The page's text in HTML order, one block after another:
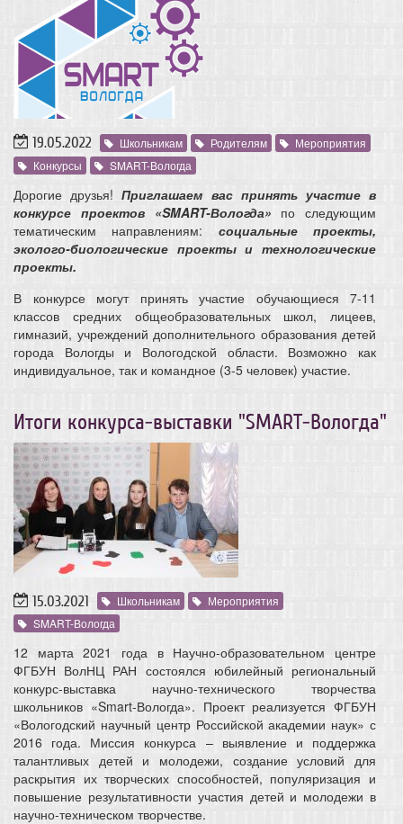
19.05.2022 Школьникам Родителям
Мероприятия
Конкурсы
SMART-Вологда
Дорогие друзья!Приглашаем вас принять участие в
конкурсе проектов «SMART-Вологда» по следующим
тематическим направлениям: социальные проекты,
эколого-биологические проекты и технологические
проекты.
В конкурсе могут принять участие обучающиеся 7-11
классов средних общеобразовательных школ, лицеев,
гимназий, учреждений дополнительного образования детей
города Вологды и Вологодской области. Возможно как
индивидуальное, так и командное (3-5 человек) участие.
Итоги конкурса-выставки "SMART-Вологда"
15.03.2021 Школьникам
Мероприятия
SMART-Вологда
12 марта 2021 года в Научно-образовательном центре
ФГБУН ВолНЦ РАН состоялся юбилейный региональный
конкурс-выставка научно-технического творчества
школьников «Smart-Вологда». Проект реализуется ФГБУН
«Вологодский научный центр Российской академии наук» с
2016 года. Миссия конкурса – выявление и поддержка
талантливых детей и молодежи, создание условий для
раскрытия их творческих способностей, популяризация и
повышение результативности участия детей и молодежи в
научно-техническом творчестве.